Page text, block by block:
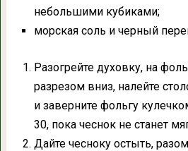
небольшими кубиками;
морская соль и черный
Разогрейте духовку, на
разрезом вниз, налейте
и заверните фольгу
30, пока чеснок не станет
Дайте чесноку остыть,